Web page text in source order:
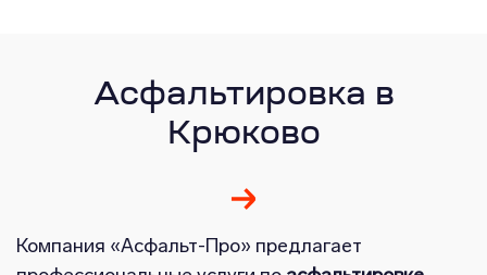
Асфальтировка в
Крюково
Компания «Асфальт-Про» предлагает